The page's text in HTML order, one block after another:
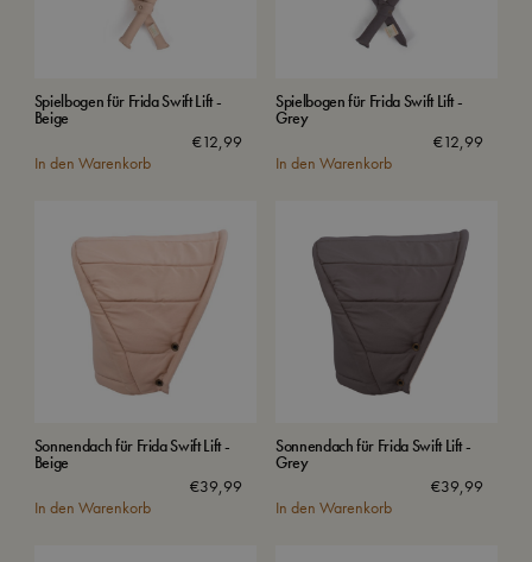
Spielbogen für Frida Swift Lift -
Beige
€12,99
In den Warenkorb
Spielbogen für Frida Swift Lift -
Grey
€12,99
In den Warenkorb
Sonnendach für Frida Swift Lift -
Beige
€39,99
In den Warenkorb
Sonnendach für Frida Swift Lift -
Grey
€39,99
In den Warenkorb